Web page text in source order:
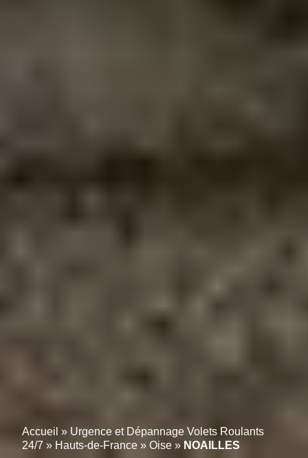
Accueil » Urgence et Dépannage Volets Roulants
24/7 » Hauts-de-France » Oise » NOAILLES